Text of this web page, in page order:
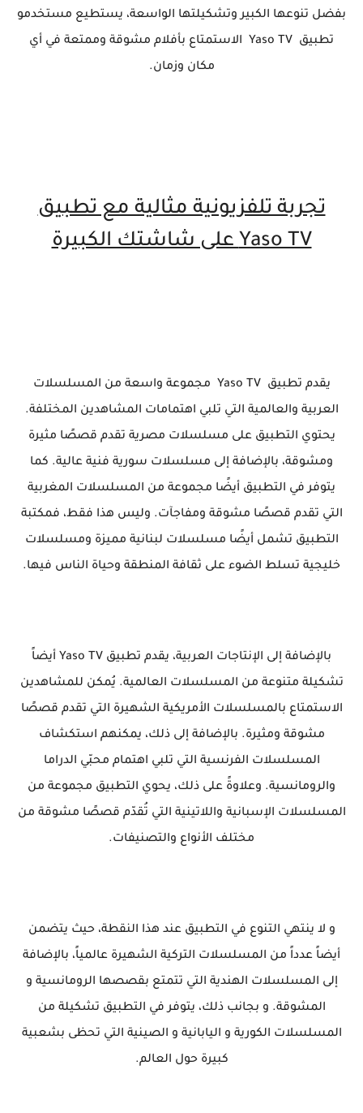
بفضل تنوعها الكبير وتشكيلتها الواسعة، يستطيع مستخدمو
تطبيق Yaso TV الاستمتاع بأفلام مشوقة وممتعة في أي
مكان وزمان.
تجربة تلفزيونية مثالية مع تطبيق
Yaso TV على شاشتك الكبيرة
يقدم تطبيق Yaso TV مجموعة واسعة من المسلسلات
العربية والعالمية التي تلبي اهتمامات المشاهدين المختلفة.
يحتوي التطبيق على مسلسلات مصرية تقدم قصصًا مثيرة
ومشوقة، بالإضافة إلى مسلسلات سورية فنية عالية. كما
يتوفر في التطبيق أيضًا مجموعة من المسلسلات المغربية
التي تقدم قصصًا مشوقة ومفاجآت. وليس هذا فقط، فمكتبة
التطبيق تشمل أيضًا مسلسلات لبنانية مميزة ومسلسلات
خليجية تسلط الضوء على ثقافة المنطقة وحياة الناس فيها.
بالإضافة إلى الإنتاجات العربية، يقدم تطبيق Yaso TV أيضاً
تشكيلة متنوعة من المسلسلات العالمية. يُمكن للمشاهدين
الاستمتاع بالمسلسلات الأمريكية الشهيرة التي تقدم قصصًا
مشوقة ومثيرة. بالإضافة إلى ذلك، يمكنهم استكشاف
المسلسلات الفرنسية التي تلبي اهتمام محبّي الدراما
والرومانسية. وعلاوةً على ذلك، يحوي التطبيق مجموعة من
المسلسلات الإسبانية واللاتينية التي تُقدّم قصصًا مشوقة من
مختلف الأنواع والتصنيفات.
و لا ينتهي التنوع في التطبيق عند هذا النقطة، حيث يتضمن
أيضاً عدداً من المسلسلات التركية الشهيرة عالمياً، بالإضافة
إلى المسلسلات الهندية التي تتمتع بقصصها الرومانسية و
المشوقة. و بجانب ذلك، يتوفر في التطبيق تشكيلة من
المسلسلات الكورية و اليابانية و الصينية التي تحظى بشعبية
كبيرة حول العالم.